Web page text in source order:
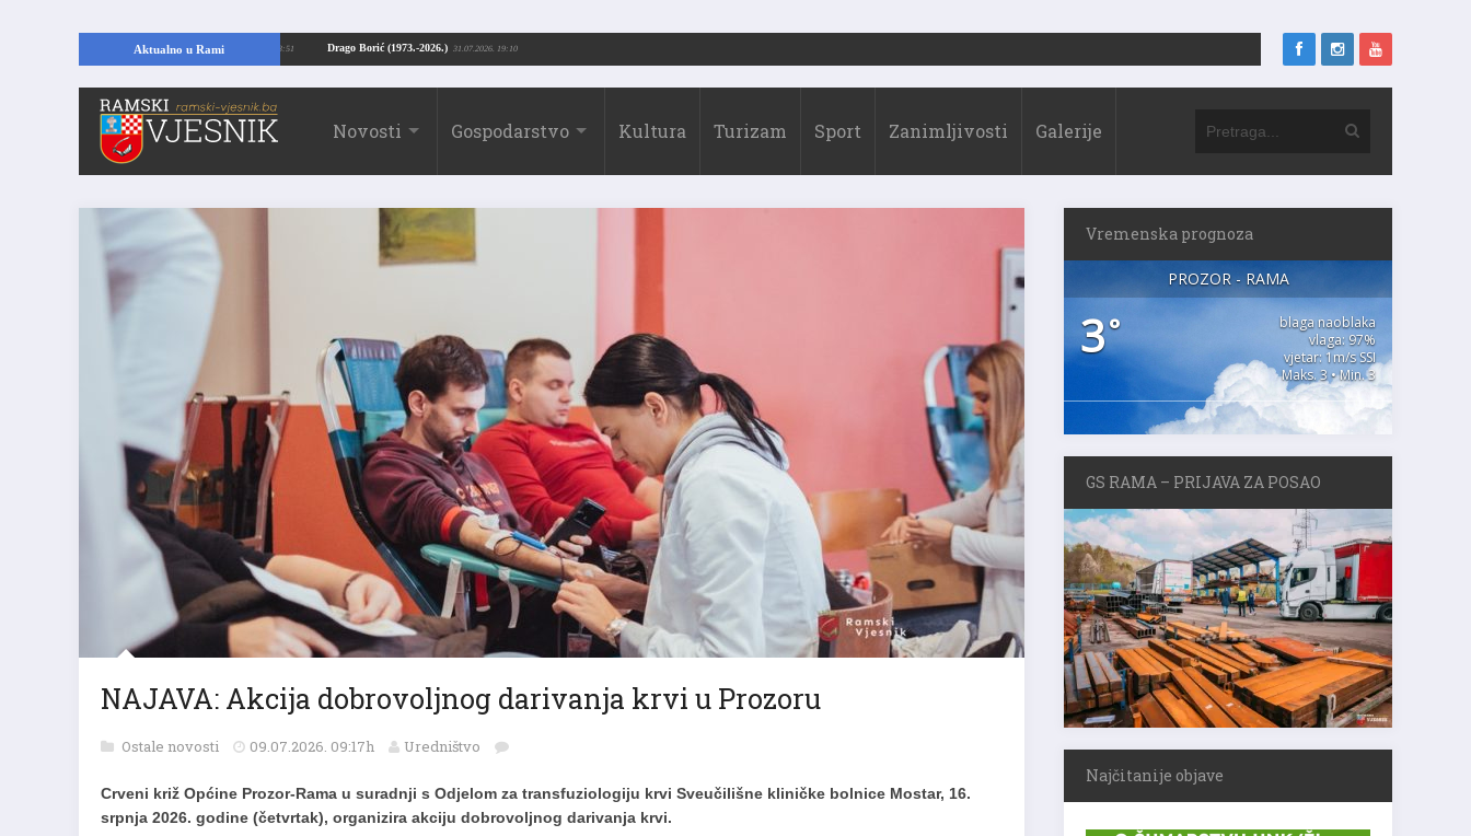
Aktualno u Rami Drago Borić (1973.-2026.) 31.07.2026. 19:10
temelje kuće, pronašao vrijedne arheološke ostatke 24.07.2026. 13:51
Novosti Gospodarstvo Kultura Turizam Sport Zanimljivosti Galerije
NAJAVA: Akcija dobrovoljnog darivanja krvi u Prozoru
Ostale novosti 09.07.2026. 09:17h Uredništvo
Crveni križ Općine Prozor-Rama u suradnji s Odjelom za transfuziologiju krvi Sveučilišne kliničke bolnice Mostar, 16.
srpnja 2026. godine (četvrtak), organizira akciju dobrovoljnog darivanja krvi.
Vremenska prognoza
PROZOR - RAMA
3°
blaga naoblaka
vlaga: 97%
vjetar: 1m/s SSI
Maks. 3 • Min. 3
GS RAMA – PRIJAVA ZA POSAO
Najčitanije objave